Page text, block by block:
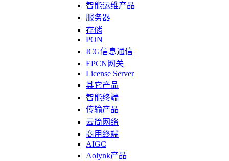
智能运维产品
服务器
存储
PON
ICG信息通信
EPCN网关
License Server
其它产品
智能终端
传输产品
云简网络
商用终端
AIGC
Aolynk产品